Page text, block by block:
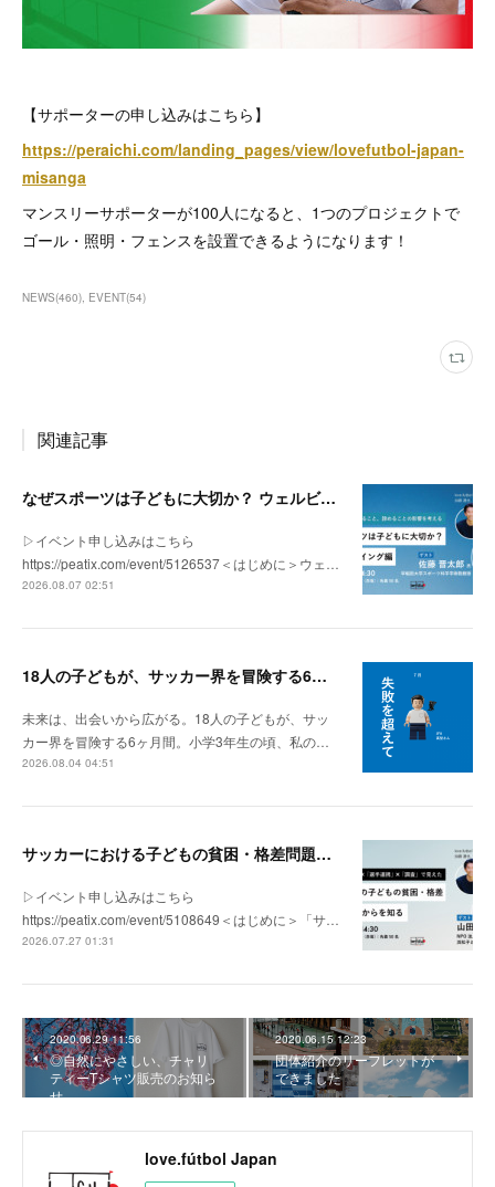
【サポーターの申し込みはこちら】
https://peraichi.com/landing_pages/view/lovefutbol-japan-
misanga
マンスリーサポーターが100人になると、1つのプロジェクトで
ゴール・照明・フェンスを設置できるようになります！
NEWS(460) EVENT(54)
関連記事
なぜスポーツは子どもに大切か？ ウェルビーイング編 | 「社会とサッカー」 vol.2
▷イベント申し込みはこちら
https://peatix.com/event/5126537＜はじめに＞ウェ…
2026.08.07 02:51
18人の子どもが、サッカー界を冒険する6ヶ月間。
未来は、出会いから広がる。18人の子どもが、サッ
カー界を冒険する6ヶ月間。小学3年生の頃、私の…
2026.08.04 04:51
サッカーにおける子どもの貧困・格差問題の現状 | 「社会とサッカー」vol.1
▷イベント申し込みはこちら
https://peatix.com/event/5108649＜はじめに＞「サ…
2026.07.27 01:31
2020.06.29 11:56
◎自然にやさしい、チャリ
ティーTシャツ販売のお知ら
せ
2020.06.15 12:23
団体紹介のリーフレットが
できました
love.fútbol Japan